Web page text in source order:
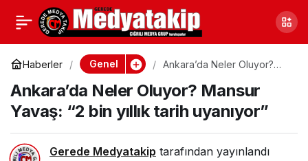
Haberler Genel
Ankara’da Neler Oluyor?
tarih uyanıyor”
Ankara’da Neler Oluyor? Mansur
Yavaş: “2 bin yıllık tarih uyanıyor”
Gerede Medyatakip tarafından yayınlandı
Çankırı’da 24 Kasım’a
Özel Etkinlik:
Öğretmenler Ebru ve
Seramikle Buluştu
Paylaş